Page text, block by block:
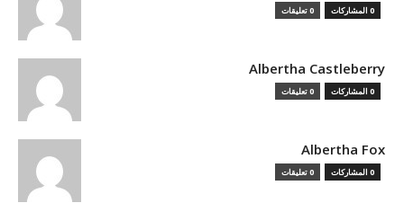
0 المشاركات 0 تعليقات
Albertha Castleberry
0 المشاركات 0 تعليقات
Albertha Fox
0 المشاركات 0 تعليقات